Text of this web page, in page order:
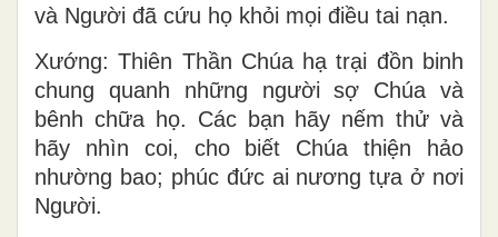
và Người đã cứu họ khỏi mọi điều tai nạn.
Xướng: Thiên Thần Chúa hạ trại đồn binh
chung quanh những người sợ Chúa và
bênh chữa họ. Các bạn hãy nếm thử và
hãy nhìn coi, cho biết Chúa thiện hảo
nhường bao; phúc đức ai nương tựa ở nơi
Người.